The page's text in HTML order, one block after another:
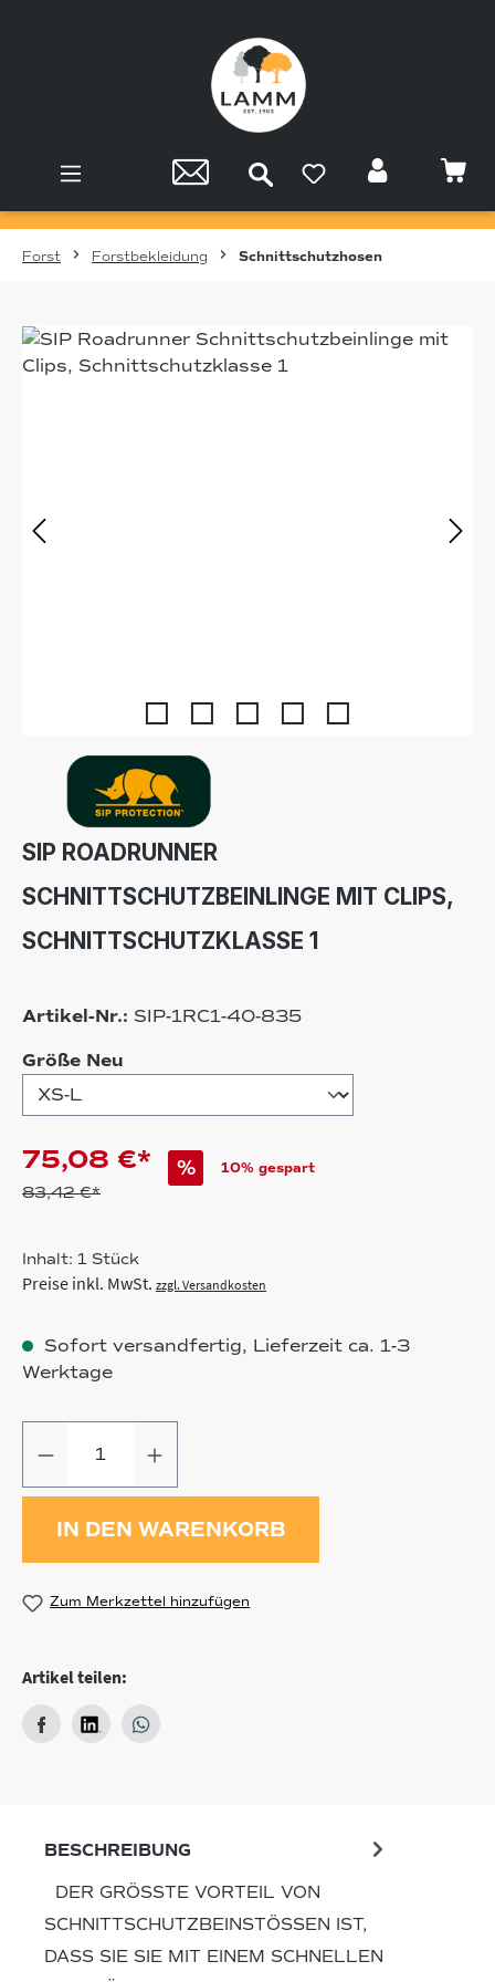
Forst Forstbekleidung Schnittschutzhosen
Bildergalerie überspringen
SIP ROADRUNNER
SCHNITTSCHUTZBEINLINGE MIT CLIPS,
SCHNITTSCHUTZKLASSE 1
Artikel-Nr.: SIP-1RC1-40-835
Größe Neu
75,08 €*
83,42 €*
% 10% gespart
Inhalt: 1 Stück
Preise inkl. MwSt. zzgl. Versandkosten
Sofort versandfertig, Lieferzeit ca. 1-3
Werktage
IN DEN WARENKORB
Zum Merkzettel hinzufügen
Artikel teilen:
BESCHREIBUNG
DER GRÖSSTE VORTEIL VON S
CHNITTSCHUTZBEINSTÖSSEN IST, DA
SS SIE SIE MIT EINEM SCHNELLEN KL